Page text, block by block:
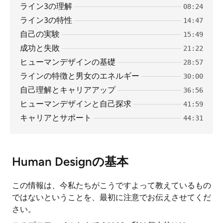
ライン3の理解 08:24
ライン3の特性 14:47
自己の実験 15:49
成功と失敗 21:22
ヒューマンデザインの基礎 28:57
ラインの特徴と男女のエネルギー 30:00
自己理解とキャリアアップ 36:56
ヒューマンデザインと自己探求 41:59
キャリアとサポート 44:31
Human Designの基本
この情報は、今私たちがこうですよって教えているもの
ではないということを、最初に注意でお伝えさせてくだ
さい。